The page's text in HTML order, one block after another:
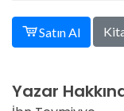
Satın Al
Yazar